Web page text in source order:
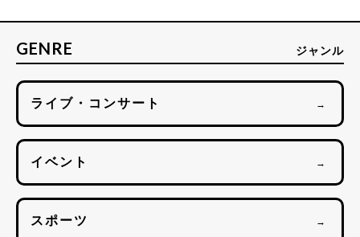
GENRE ジャンル
ライブ・コンサート →
イベント →
スポーツ →